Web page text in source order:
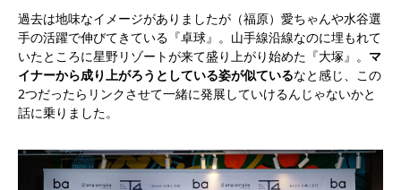
過去は地味なイメージがありましたが（福原）愛ちゃんや水谷選
手の活躍で伸びてきている『卓球』。山手線沿線なのに埋もれて
いたところに星野リゾートが来て盛り上がり始めた『大塚』。 マ
イナーから成り上がろうとしている姿が似ているなと感じ、この
2つだったらリンクさせて一緒に発展していけるんじゃないかと
話に乗りました。